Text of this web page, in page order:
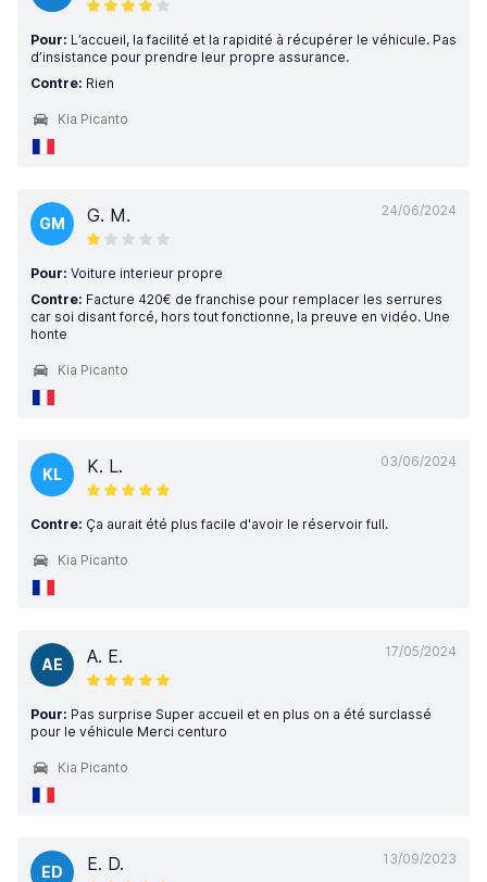
Pour: L’accueil, la facilité et la rapidité à récupérer le véhicule. Pas
d’insistance pour prendre leur propre assurance.
Contre: Rien
Kia Picanto
24/06/2024
GM G. M.
Pour: Voiture interieur propre
Contre: Facture 420€ de franchise pour remplacer les serrures
car soi disant forcé, hors tout fonctionne, la preuve en vidéo. Une
honte
Kia Picanto
03/06/2024
KL K. L.
Contre: Ça aurait été plus facile d'avoir le réservoir full.
Kia Picanto
17/05/2024
AE A. E.
Pour: Pas surprise Super accueil et en plus on a été surclassé
pour le véhicule Merci centuro
Kia Picanto
13/09/2023
ED E. D.